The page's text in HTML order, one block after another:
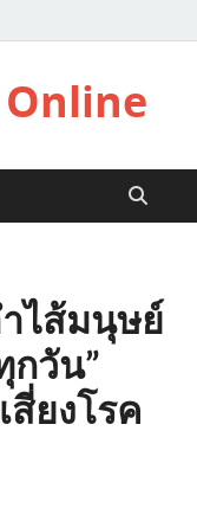
ไส้มนุษย์
กวัน”
ยงโรค